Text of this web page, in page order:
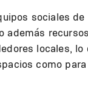
sociales
además
locales,
como